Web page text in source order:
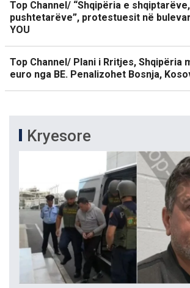
Top Channel/ “Shqipëria e
pushtetarëve”, protestuesit në
YOU
Top Channel/ Plani i Rritjes, Shqipëria
euro nga BE. Penalizohet Bosnja,
Kryesore